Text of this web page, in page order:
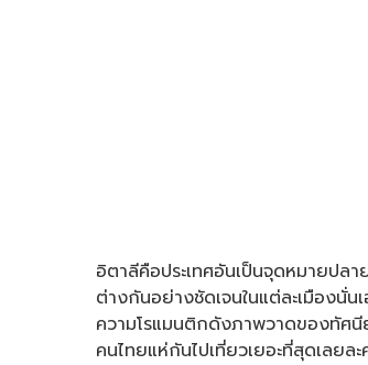
อิตาลีคือประเทศอันเป็นจุดหมายปล
ต่างกันอย่างชัดเจนในแต่ละเมืองนั่
ความโรแมนติกดังภาพวาดของทัศนี
คนไทยแห่กันไปเที่ยวเยอะที่สุดเลยล